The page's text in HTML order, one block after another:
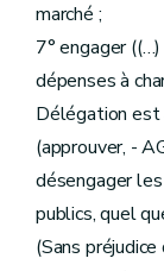
marché ;
7° engager
dépenses à
Délégation est
(approuver, -
désengager
publics, quel
(Sans